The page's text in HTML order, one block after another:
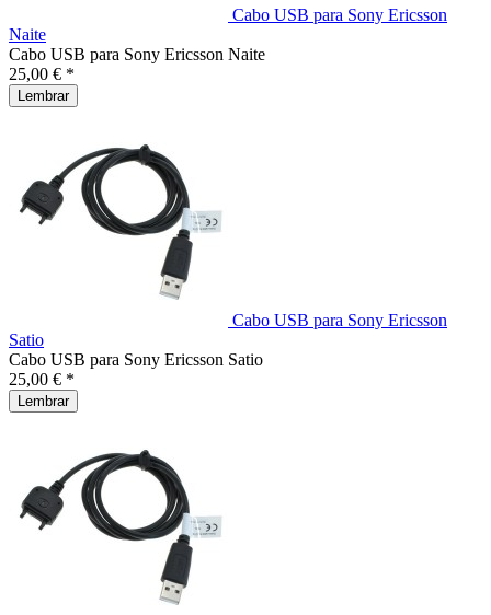
Cabo USB para Sony Ericsson
Naite
Cabo USB para Sony Ericsson Naite
25,00 € *
Lembrar
Cabo USB para Sony Ericsson
Satio
Cabo USB para Sony Ericsson Satio
25,00 € *
Lembrar